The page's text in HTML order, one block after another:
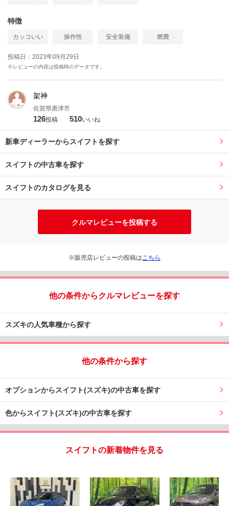
特徴
カッコいい 操作性 安全装備 燃費
投稿日：2023年09月29日
※レビューの内容は投稿時のデータです。
架神
佐賀県唐津市
126投稿 510いいね
新車ディーラーからスイフトを探す
スイフトの中古車を探す
スイフトのカタログを見る
クルマレビューを投稿する
※販売店レビューの投稿は こちら
他の条件からクルマレビューを探す
スズキの人気車種から探す
他の条件から探す
オプションからスイフト(スズキ)の中古車を探す
色からスイフト(スズキ)の中古車を探す
スイフトの新着物件を見る